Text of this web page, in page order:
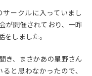
ークルに入っていまし
が開催されており、一昨
しました。
き、まさかあの星野さん
と思わなかったので、